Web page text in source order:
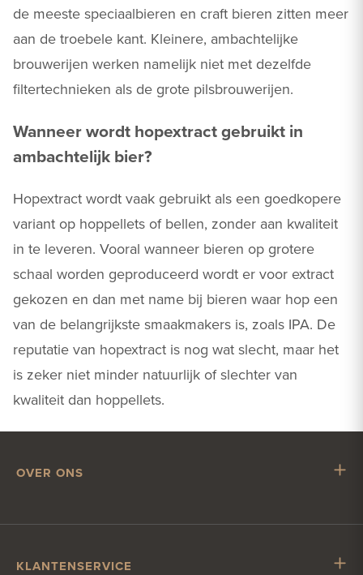
de meeste speciaalbieren en craft bieren zitten meer
aan de troebele kant. Kleinere, ambachtelijke
brouwerijen werken namelijk niet met dezelfde
filtertechnieken als de grote pilsbrouwerijen.
Wanneer wordt hopextract gebruikt in
ambachtelijk bier?
Hopextract wordt vaak gebruikt als een goedkopere
variant op hoppellets of bellen, zonder aan kwaliteit
in te leveren. Vooral wanneer bieren op grotere
schaal worden geproduceerd wordt er voor extract
gekozen en dan met name bij bieren waar hop een
van de belangrijkste smaakmakers is, zoals IPA. De
reputatie van hopextract is nog wat slecht, maar het
is zeker niet minder natuurlijk of slechter van
kwaliteit dan hoppellets.
OVER ONS
Vacatures
KLANTENSERVICE